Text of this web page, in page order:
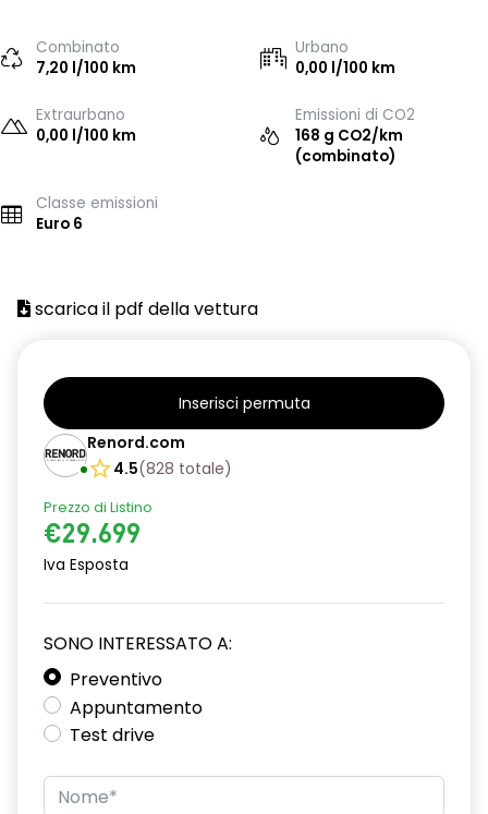
Combinato
7,20 l/100 km
Urbano
0,00 l/100 km
Extraurbano
0,00 l/100 km
Emissioni di CO2
168 g CO2/km
(combinato)
Classe emissioni
Euro 6
scarica il pdf della vettura
Inserisci permuta
Renord.com
4.5(828 totale)
Prezzo di Listino
€29.699
Iva Esposta
SONO INTERESSATO A:
Preventivo
Appuntamento
Test drive